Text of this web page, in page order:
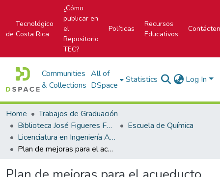
Tecnológico
de Costa Rica
¿Cómo
publicar en
el
Repositorio
TEC?
Políticas
Recursos
Educativos
Communities
& Collections
All of
DSpace
Statistics Log In
Home
Trabajos de Graduación
Biblioteca José Figueres Ferrer
Escuela de Química
Licenciatura en Ingeniería Ambiental
Plan de mejoras para el acueducto de la ASADA Suerre, Jiménez, Pococí, Limón